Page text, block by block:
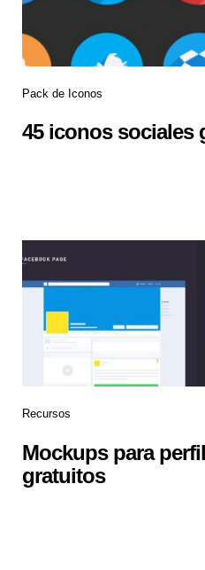
Pack de Iconos
45 iconos sociales
Recursos
Mockups para
gratuitos